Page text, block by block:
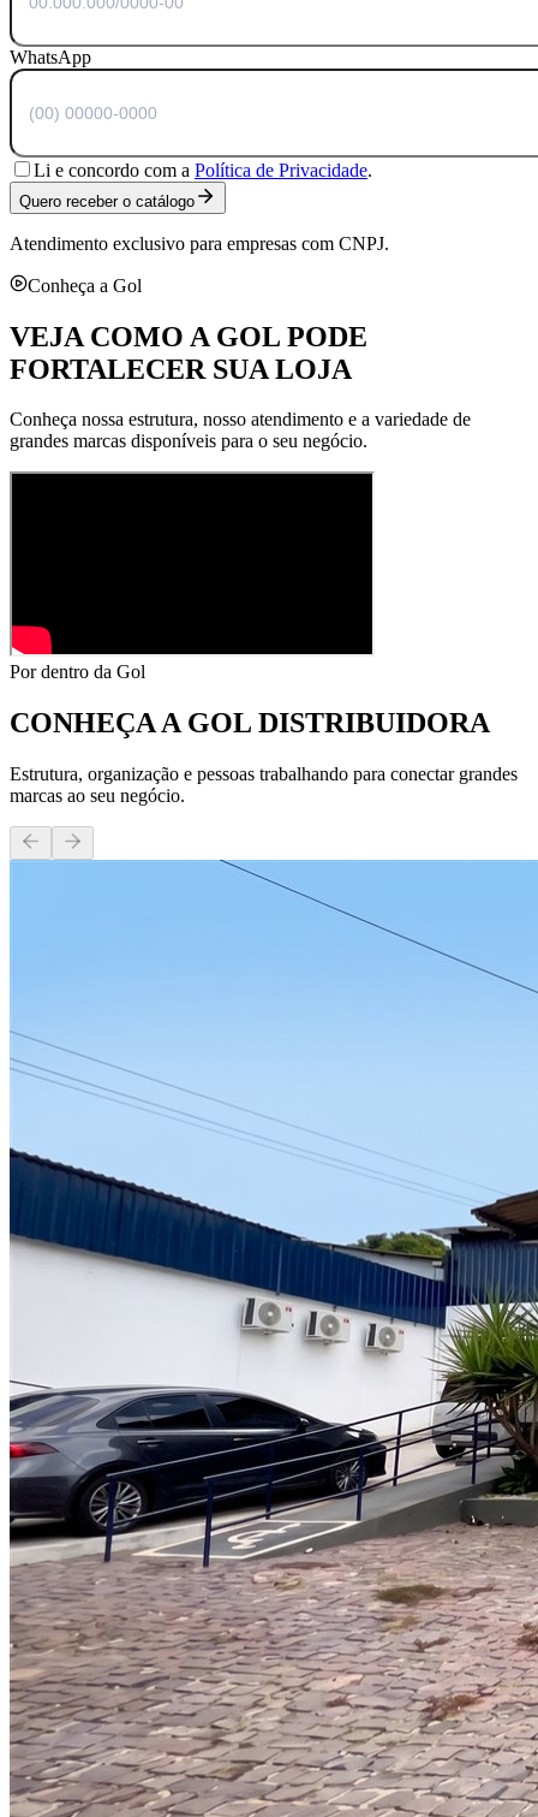
WhatsApp
Li e concordo com a Política de Privacidade.
Quero receber o catálogo
Atendimento exclusivo para empresas com CNPJ.
Conheça a Gol
VEJA COMO A GOL PODE
FORTALECER SUA LOJA
Conheça nossa estrutura, nosso atendimento e a variedade de
grandes marcas disponíveis para o seu negócio.
Por dentro da Gol
CONHEÇA AGOL DISTRIBUIDORA
Estrutura, organização e pessoas trabalhando para conectar grandes
marcas ao seu negócio.